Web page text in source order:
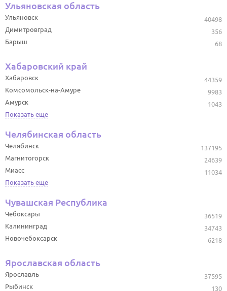
Ульяновская область
40498
Ульяновск
356
Димитровград
68
Барыш
Хабаровский край
44359
Хабаровск
9983
Комсомольск-на-Амуре
1043
Амурск
Показать еще
Челябинская область
137195
Челябинск
24639
Магнитогорск
11034
Миасс
Показать еще
Чувашская Республика
36519
Чебоксары
34743
Калининград
6218
Новочебоксарск
Ярославская область
37595
Ярославль
130
Рыбинск